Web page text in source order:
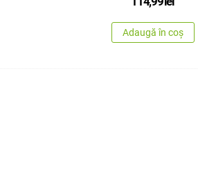
Adaugă în coș